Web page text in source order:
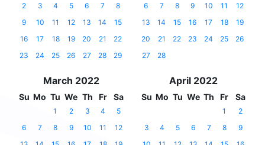
2
3 4 5 6 7
8
9
10 11 12 13 14
15
16
17 18 19 20 21
22
23
24 25 26 27 28 29
6
7 8 9 10 11
12
13
14 15 16 17 18
19
20
21 22 23 24 25
26
27
28
March 2022
Su Mo Tu We Th Fr Sa
1 2 3 4
5
6
7 8 9 10 11
12
April 2022
Su Mo Tu We Th Fr Sa
1
2
3
4 5 6 7 8
9